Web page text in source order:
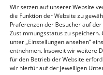
Wir setzen auf unserer Website
die Funktion der Website zu
Präferenzen der Besucher auf
Zustimmungsstatus zu
unter „Einstellungen ansehen“
entnehmen. Insoweit wir weitere
für den Betrieb der Website
wir hierfür auf der jeweiligen
Copyright by Hesse
Picassomedia
Datenschutz
Impresum